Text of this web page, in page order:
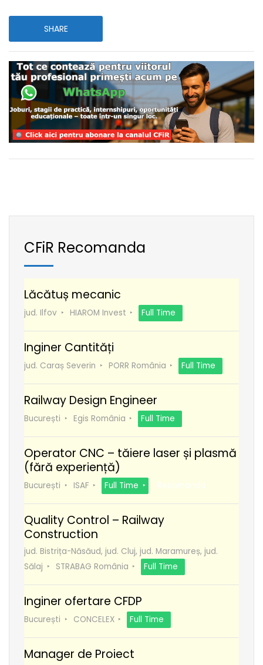
SHARE
CFiR Recomanda
Lăcătuș mecanic
jud. Ilfov HIAROM Invest Full Time
Inginer Cantități
jud. Caraș Severin PORR România Full Time
Railway Design Engineer
București Egis România Full Time
Operator CNC – tăiere laser și plasmă
(fără experiență)
București ISAF Full Time Recomanda
Quality Control – Railway
Construction
jud. Bistrița-Năsăud, jud. Cluj, jud. Maramureș, jud.
Sălaj
STRABAG România Full Time
Inginer ofertare CFDP
București CONCELEX Full Time
Manager de Proiect